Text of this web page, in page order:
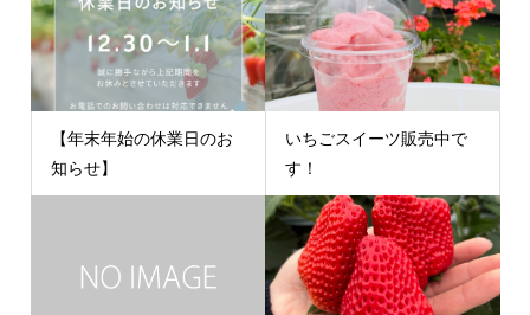
【年末年始の休業日のお
知らせ】
いちごスイーツ販売中で
す！